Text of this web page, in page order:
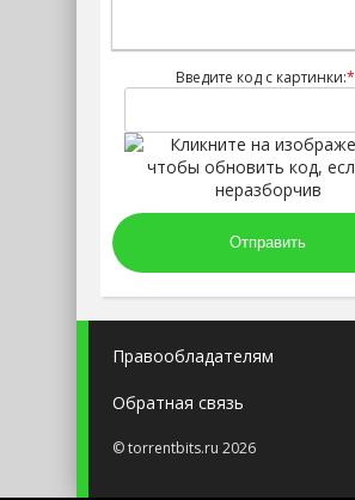
Введите код с картинки:*
Отправить
Правообладателям
Обратная связь
© torrentbits.ru 2026